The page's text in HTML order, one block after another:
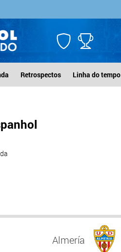
Retrospectos Linha do tempo
Almería